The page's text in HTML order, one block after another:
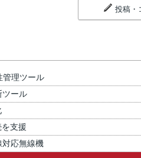
投稿・
管理ツール
ツール
支援
対応無線機